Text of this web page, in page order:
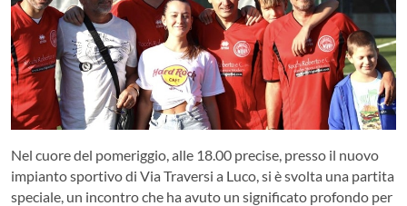
Nel cuore del pomeriggio, alle 18.00 precise, presso il nuovo
impianto sportivo di Via Traversi a Luco, si è svolta una partita
speciale, un incontro che ha avuto un significato profondo per